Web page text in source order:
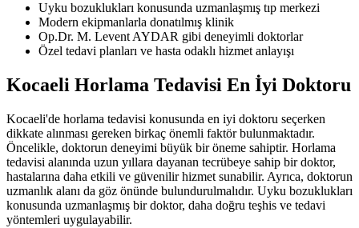
Uyku bozuklukları konusunda uzmanlaşmış tıp merkezi
Modern ekipmanlarla donatılmış klinik
Op.Dr. M. Levent AYDAR gibi deneyimli doktorlar
Özel tedavi planları ve hasta odaklı hizmet anlayışı
Kocaeli Horlama Tedavisi En İyi Doktoru
Kocaeli'de horlama tedavisi konusunda en iyi doktoru seçerken
dikkate alınması gereken birkaç önemli faktör bulunmaktadır.
Öncelikle, doktorun deneyimi büyük bir öneme sahiptir. Horlama
tedavisi alanında uzun yıllara dayanan tecrübeye sahip bir doktor,
hastalarına daha etkili ve güvenilir hizmet sunabilir. Ayrıca, doktorun
uzmanlık alanı da göz önünde bulundurulmalıdır. Uyku bozuklukları
konusunda uzmanlaşmış bir doktor, daha doğru teşhis ve tedavi
yöntemleri uygulayabilir.